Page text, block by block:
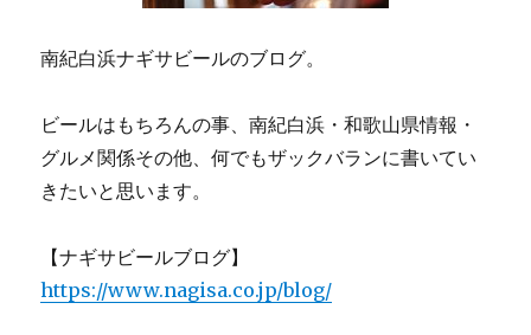
南紀白浜ナギサビールのブログ。
ビールはもちろんの事、南紀白浜・和歌山県情報・
グルメ関係その他、何でもザックバランに書いてい
きたいと思います。
【ナギサビールブログ】
https://www.nagisa.co.jp/blog/